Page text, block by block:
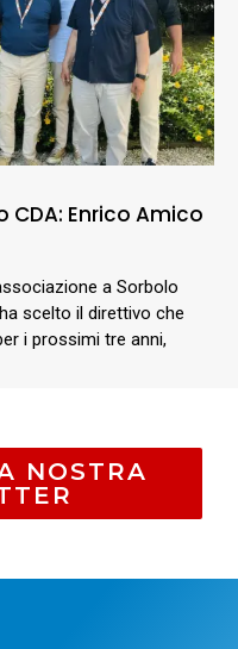
Enrico Amico
a Sorbolo
scelto il direttivo che
i prossimi tre anni,
NOSTRA